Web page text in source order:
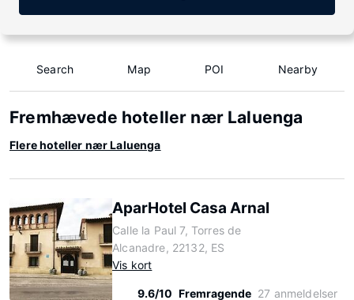
Search Map POI Nearby
Fremhævede hoteller nær Laluenga
Flere hoteller nær Laluenga
AparHotel Casa Arnal
Calle la Paul 7, Torres de
Alcanadre, 22132, ES
Vis kort
9.6/10 Fremragende 27 anmeldelser